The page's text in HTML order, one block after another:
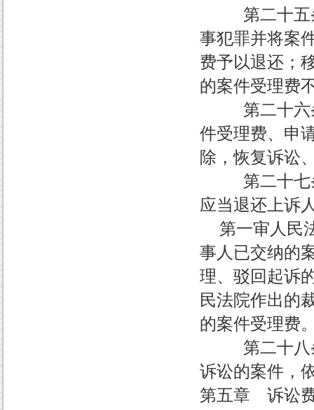
第二十五条
事犯罪并将案
费予以退还；
的案件受理费
第二十六条
件受理费、申
除，恢复诉讼
第二十七条
应当退还上诉
第一审人民
事人已交纳的
理、驳回起诉
民法院作出的
的案件受理费
第二十八条
诉讼的案件，
第五章 诉讼